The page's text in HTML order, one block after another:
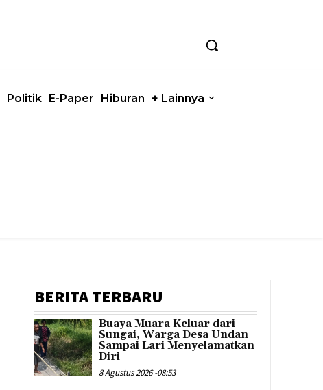
Politik E-Paper Hiburan + Lainnya
BERITA TERBARU
Buaya Muara Keluar dari
Sungai, Warga Desa Undan
Sampai Lari Menyelamatkan
Diri
8 Agustus 2026 -08:53